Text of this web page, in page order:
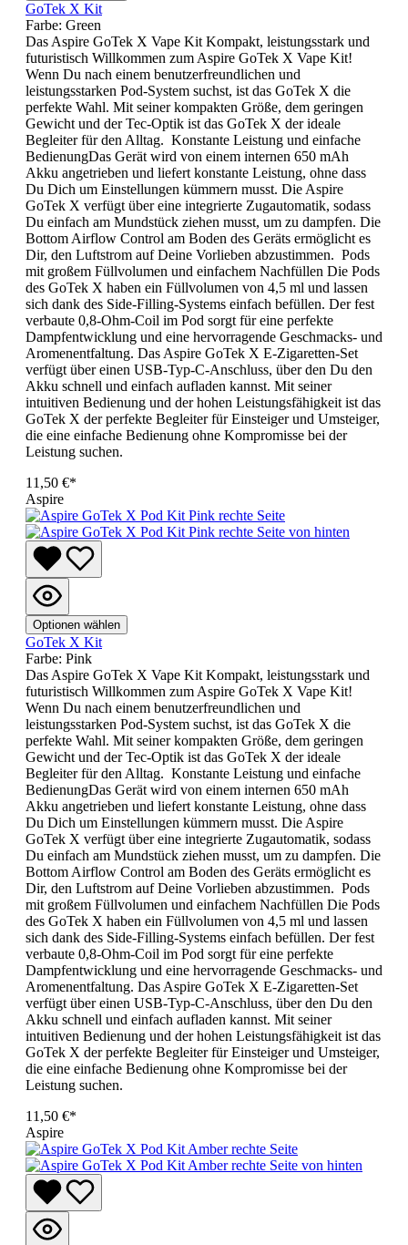
GoTek X Kit
Farbe: Green
Das Aspire GoTek X Vape Kit Kompakt, leistungsstark und
futuristisch Willkommen zum Aspire GoTek X Vape Kit!
Wenn Du nach einem benutzerfreundlichen und
leistungsstarken Pod-System suchst, ist das GoTek X die
perfekte Wahl. Mit seiner kompakten Größe, dem geringen
Gewicht und der Tec-Optik ist das GoTek X der ideale
Begleiter für den Alltag. Konstante Leistung und einfache
BedienungDas Gerät wird von einem internen 650 mAh
Akku angetrieben und liefert konstante Leistung, ohne dass
Du Dich um Einstellungen kümmern musst. Die Aspire
GoTek X verfügt über eine integrierte Zugautomatik, sodass
Du einfach am Mundstück ziehen musst, um zu dampfen. Die
Bottom Airflow Control am Boden des Geräts ermöglicht es
Dir, den Luftstrom auf Deine Vorlieben abzustimmen. Pods
mit großem Füllvolumen und einfachem Nachfüllen Die Pods
des GoTek X haben ein Füllvolumen von 4,5 ml und lassen
sich dank des Side-Filling-Systems einfach befüllen. Der fest
verbaute 0,8-Ohm-Coil im Pod sorgt für eine perfekte
Dampfentwicklung und eine hervorragende Geschmacks- und
Aromenentfaltung. Das Aspire GoTek X E-Zigaretten-Set
verfügt über einen USB-Typ-C-Anschluss, über den Du den
Akku schnell und einfach aufladen kannst. Mit seiner
intuitiven Bedienung und der hohen Leistungsfähigkeit ist das
GoTek X der perfekte Begleiter für Einsteiger und Umsteiger,
die eine einfache Bedienung ohne Kompromisse bei der
Leistung suchen.
11,50 €*
Aspire
Optionen wählen
GoTek X Kit
Farbe: Pink
Das Aspire GoTek X Vape Kit Kompakt, leistungsstark und
futuristisch Willkommen zum Aspire GoTek X Vape Kit!
Wenn Du nach einem benutzerfreundlichen und
leistungsstarken Pod-System suchst, ist das GoTek X die
perfekte Wahl. Mit seiner kompakten Größe, dem geringen
Gewicht und der Tec-Optik ist das GoTek X der ideale
Begleiter für den Alltag. Konstante Leistung und einfache
BedienungDas Gerät wird von einem internen 650 mAh
Akku angetrieben und liefert konstante Leistung, ohne dass
Du Dich um Einstellungen kümmern musst. Die Aspire
GoTek X verfügt über eine integrierte Zugautomatik, sodass
Du einfach am Mundstück ziehen musst, um zu dampfen. Die
Bottom Airflow Control am Boden des Geräts ermöglicht es
Dir, den Luftstrom auf Deine Vorlieben abzustimmen. Pods
mit großem Füllvolumen und einfachem Nachfüllen Die Pods
des GoTek X haben ein Füllvolumen von 4,5 ml und lassen
sich dank des Side-Filling-Systems einfach befüllen. Der fest
verbaute 0,8-Ohm-Coil im Pod sorgt für eine perfekte
Dampfentwicklung und eine hervorragende Geschmacks- und
Aromenentfaltung. Das Aspire GoTek X E-Zigaretten-Set
verfügt über einen USB-Typ-C-Anschluss, über den Du den
Akku schnell und einfach aufladen kannst. Mit seiner
intuitiven Bedienung und der hohen Leistungsfähigkeit ist das
GoTek X der perfekte Begleiter für Einsteiger und Umsteiger,
die eine einfache Bedienung ohne Kompromisse bei der
Leistung suchen.
11,50 €*
Aspire